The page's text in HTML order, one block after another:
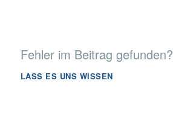
Fehler im Beitrag gefunden?
LASS ES UNS WISSEN